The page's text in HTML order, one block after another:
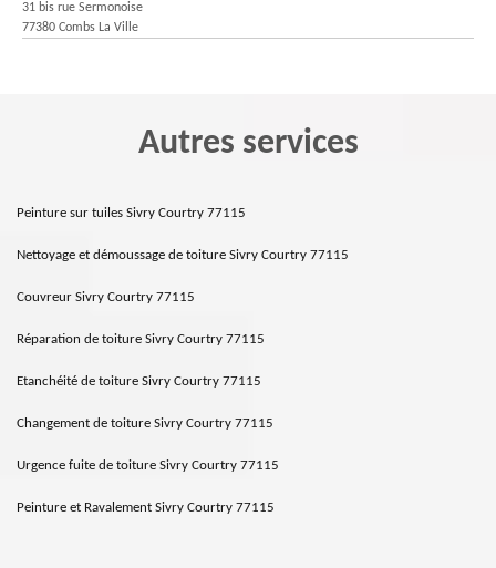
31 bis rue Sermonoise
77380 Combs La Ville
Autres services
Peinture sur tuiles Sivry Courtry 77115
Nettoyage et démoussage de toiture Sivry Courtry 77115
Couvreur Sivry Courtry 77115
Réparation de toiture Sivry Courtry 77115
Etanchéité de toiture Sivry Courtry 77115
Changement de toiture Sivry Courtry 77115
Urgence fuite de toiture Sivry Courtry 77115
Peinture et Ravalement Sivry Courtry 77115